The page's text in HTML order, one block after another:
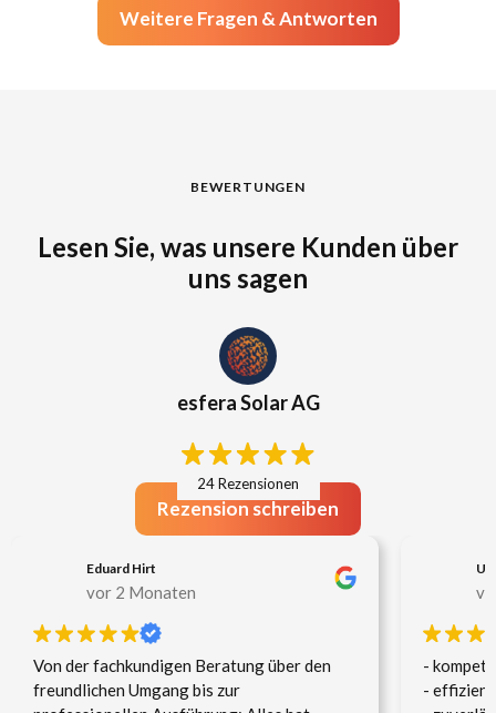
Weitere Fragen & Antworten
BEWERTUNGEN
Lesen Sie, was unsere Kunden über
uns sagen
esfera Solar AG
24 Rezensionen
Rezension schreiben
Eduard Hirt
vor 2 Monaten
Von der fachkundigen Beratung über den
freundlichen Umgang bis zur
-
- effizient